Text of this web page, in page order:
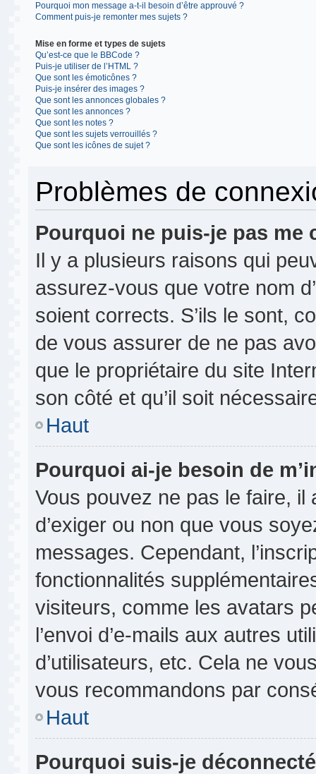
Pourquoi mon message a-t-il besoin d’être approuvé ?
Comment puis-je remonter mes sujets ?
Mise en forme et types de sujets
Qu’est-ce que le BBCode ?
Puis-je utiliser de l’HTML ?
Que sont les émoticônes ?
Puis-je insérer des images ?
Que sont les annonces globales ?
Que sont les annonces ?
Que sont les notes ?
Que sont les sujets verrouillés ?
Que sont les icônes de sujet ?
Problèmes de
Pourquoi ne puis-je pas me
Il y a plusieurs raisons qui
assurez-vous que votre nom
soient corrects. S’ils le sont,
de vous assurer de ne pas
que le propriétaire du site
son côté et qu’il soit
Haut
Pourquoi ai-je besoin de
Vous pouvez ne pas le faire, il
d’exiger ou non que vous
messages. Cependant,
fonctionnalités
visiteurs, comme les avatars
l’envoi d’e-mails aux autres
d’utilisateurs, etc. Cela ne
vous recommandons par
Haut
Pourquoi suis-je